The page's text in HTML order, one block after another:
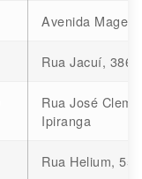
Avenida
Rua Jacuí,
Rua José
Ipiranga
Rua Helium,